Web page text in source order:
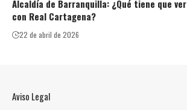
Alcaldía de Barranquilla: ¿Qué tiene que ver
con Real Cartagena?
22 de abril de 2026
Aviso Legal